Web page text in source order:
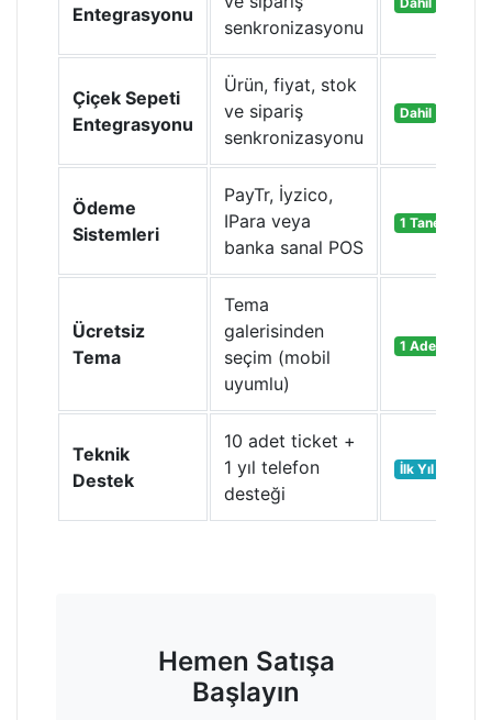
Entegrasyonu
senkronizasyonu
Çiçek Sepeti
Entegrasyonu
Ürün, fiyat, stok
ve sipariş
senkronizasyonu
Dahil
Ödeme
Sistemleri
PayTr, İyzico,
IPara veya
banka sanal POS
1 Tanesi Dahil
Ücretsiz
Tema
Tema
galerisinden
seçim (mobil
uyumlu)
1 Adet
Teknik
Destek
10 adet ticket +
1 yıl telefon
desteği
İlk Yıl
Hemen Satışa
Başlayın